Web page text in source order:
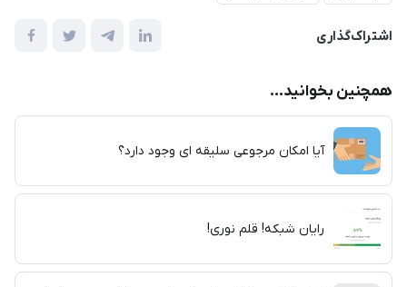
اشتراک‌گذاری
همچنین بخوانید...
آیا امکان مرجوعی سلیقه ای وجود دارد؟
رایان شبکه! قلم نوری!